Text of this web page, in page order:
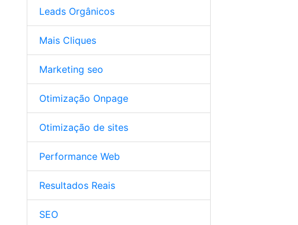
Leads Orgânicos
Mais Cliques
Marketing seo
Otimização Onpage
Otimização de sites
Performance Web
Resultados Reais
SEO